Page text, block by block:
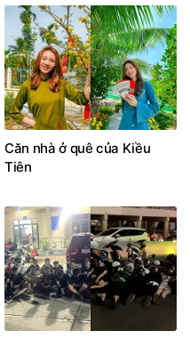
Căn nhà ở quê của Kiều
Tiên